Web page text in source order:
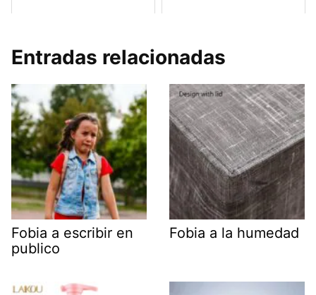
Entradas relacionadas
Fobia a escribir en
publico
Fobia a la humedad